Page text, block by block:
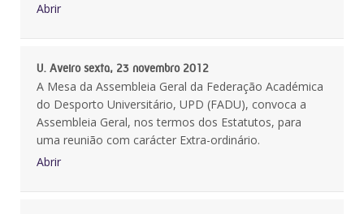
Abrir
U. Aveiro sexta, 23 novembro 2012
A Mesa da Assembleia Geral da Federação Académica
do Desporto Universitário, UPD (FADU), convoca a
Assembleia Geral, nos termos dos Estatutos, para
uma reunião com carácter Extra-ordinário.
Abrir